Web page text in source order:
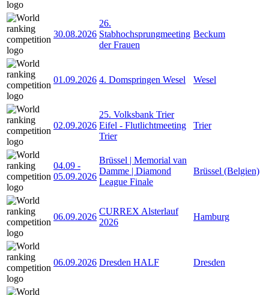
30.08.2026
26.
Stabhochsprungmeeting
der Frauen
Beckum
01.09.2026 4. Domspringen Wesel Wesel
02.09.2026
25. Volksbank Trier
Eifel - Flutlichtmeeting
Trier
Trier
04.09 -
05.09.2026
Brüssel | Memorial van
Damme | Diamond
League Finale
Brüssel (Belgien)
06.09.2026
CURREX Alsterlauf
2026
Hamburg
06.09.2026 Dresden HALF Dresden